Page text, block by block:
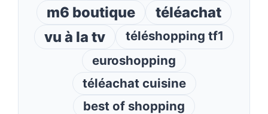
m6 boutique
téléachat
vu à la tv
téléshopping tf1
euroshopping
téléachat cuisine
best of shopping